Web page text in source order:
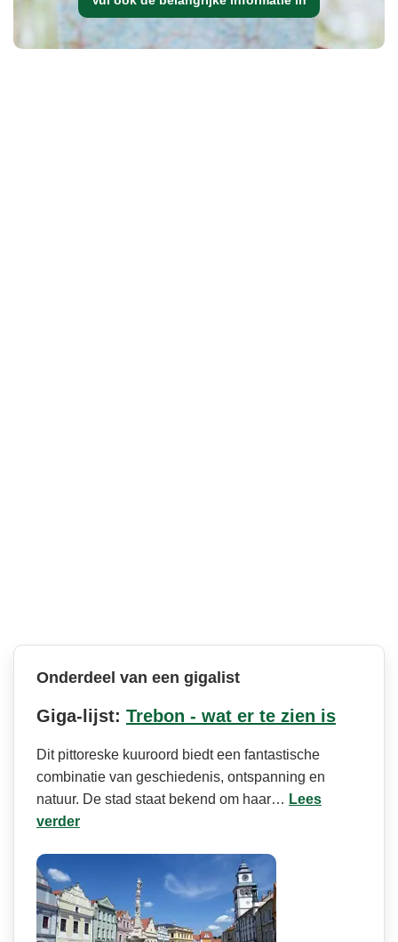
Onderdeel van een gigalist
Giga-lijst: Trebon - wat er te zien is
Dit pittoreske kuuroord biedt een fantastische
combinatie van geschiedenis, ontspanning en
natuur. De stad staat bekend om haar… Lees
verder